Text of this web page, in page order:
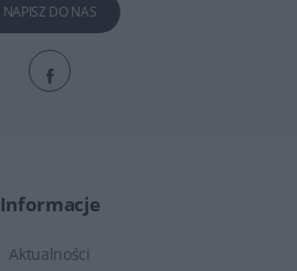
NAPISZ DO NAS
Informacje
Aktualności